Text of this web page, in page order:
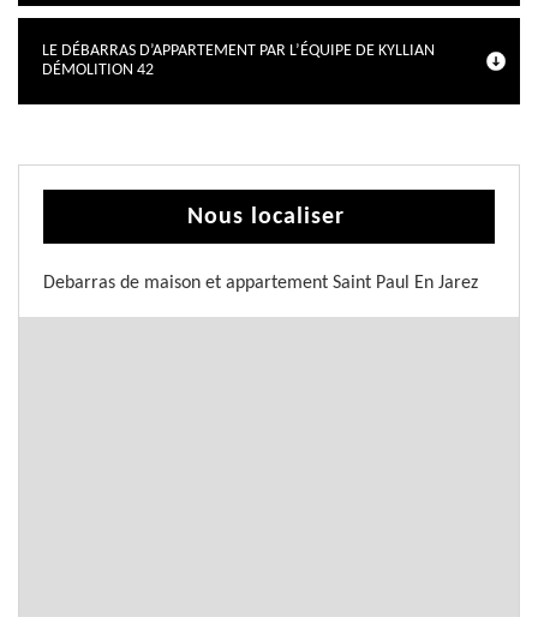
LE DÉBARRAS D’APPARTEMENT PAR L’ÉQUIPE DE KYLLIAN
DÉMOLITION 42
Nous localiser
Debarras de maison et appartement Saint Paul En Jarez